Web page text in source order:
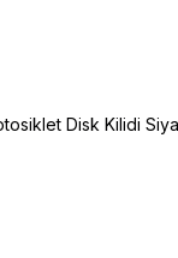
Disk Kilidi